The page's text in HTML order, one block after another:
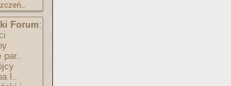
Forum:
par..
l..